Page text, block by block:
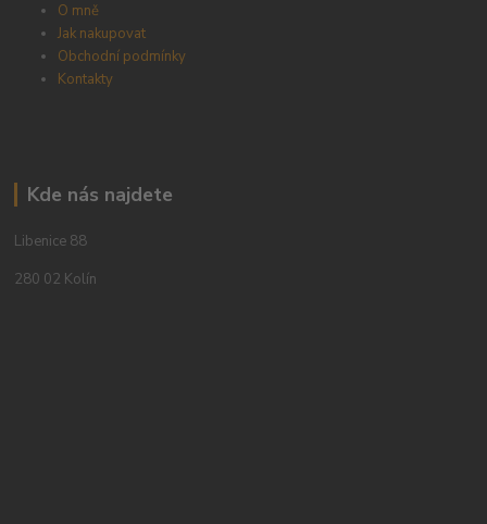
O mně
Jak nakupovat
Obchodní podmínky
Kontakty
Kde nás najdete
Libenice 88
280 02 Kolín